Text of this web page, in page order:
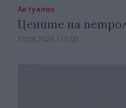
Актуално
Цените на
10.08.2026 / 15:00